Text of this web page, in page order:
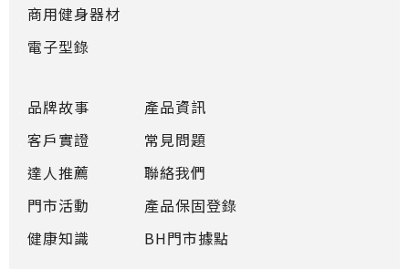
品牌故事
客戶實證
達人推薦
門市活動
健康知識
產品資訊
常見問題
聯絡我們
產品保固登錄
BH門市據點
商用健身器材
電子型錄